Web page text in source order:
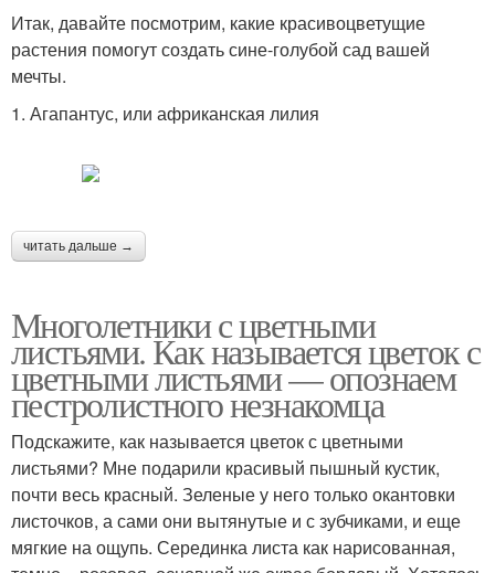
Итак, давайте посмотрим, какие красивоцветущие
растения помогут создать сине-голубой сад вашей
мечты.
1. Агапантус, или африканская лилия
читать дальше →
Многолетники с цветными
листьями. Как называется цветок с
цветными листьями — опознаем
пестролистного незнакомца
Подскажите, как называется цветок с цветными
листьями? Мне подарили красивый пышный кустик,
почти весь красный. Зеленые у него только окантовки
листочков, а сами они вытянутые и с зубчиками, и еще
мягкие на ощупь. Серединка листа как нарисованная,